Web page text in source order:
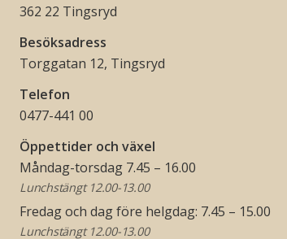
362 22 Tingsryd
Besöksadress
Torggatan 12, Tingsryd
Telefon
0477-441 00
Öppettider och växel
Måndag-torsdag 7.45 – 16.00
Lunchstängt 12.00-13.00
Fredag och dag före helgdag: 7.45 – 15.00
Lunchstängt 12.00-13.00